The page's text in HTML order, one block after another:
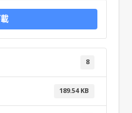
8
189.54 KB